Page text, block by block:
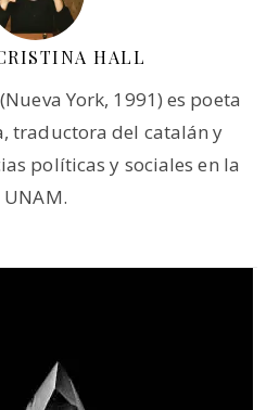
HALL
York, 1991) es poeta
traductora del catalán y
políticas y sociales en la
UNAM.